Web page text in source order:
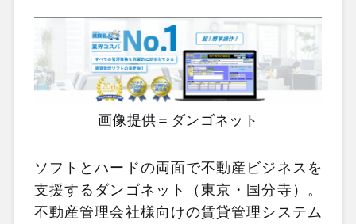
画像提供＝ダンゴネット
ソフトとハードの両面で不動産ビジネスを
支援するダンゴネット（東京・国分寺）。
不動産管理会社様向けの賃貸管理システム